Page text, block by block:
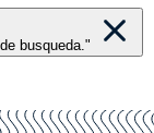
busqueda."